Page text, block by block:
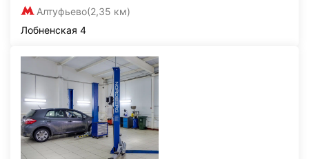
Алтуфьево(2,35 км)
Лобненская 4